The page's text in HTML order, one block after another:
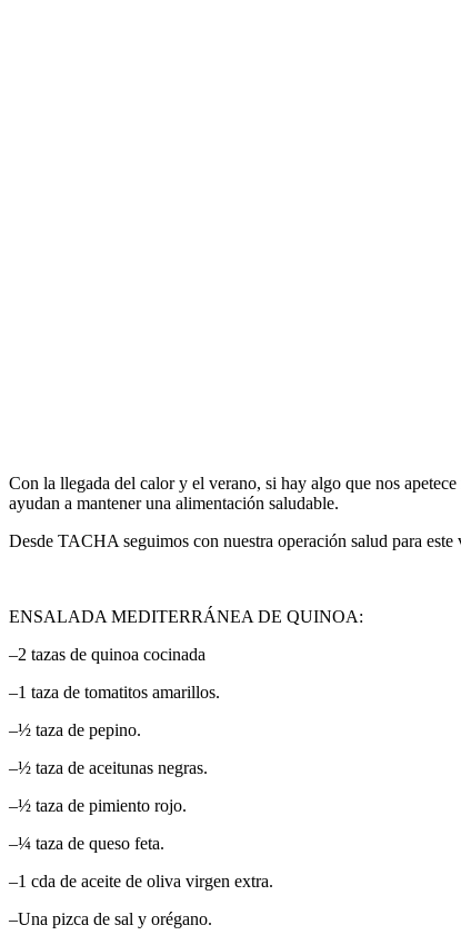
Con la llegada del calor y el verano, si hay algo que nos
ayudan a mantener una alimentación saludable.
Desde TACHA seguimos con nuestra operación salud para este
ENSALADA MEDITERRÁNEA DE QUINOA:
–2 tazas de quinoa cocinada
–1 taza de tomatitos amarillos.
–½ taza de pepino.
–½ taza de aceitunas negras.
–½ taza de pimiento rojo.
–¼ taza de queso feta.
–1 cda de aceite de oliva virgen extra.
–Una pizca de sal y orégano.